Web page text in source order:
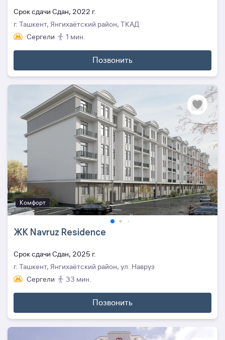
Cрок сдачи Сдан, 2022 г.
г. Ташкент, Янгихаётский район, ТКАД
Сергели
1 мин.
Позвонить
Комфорт
ЖК Navruz Residence
Cрок сдачи Сдан, 2025 г.
г. Ташкент, Янгихаётский район, ул. Навруз
Сергели
33 мин.
Позвонить